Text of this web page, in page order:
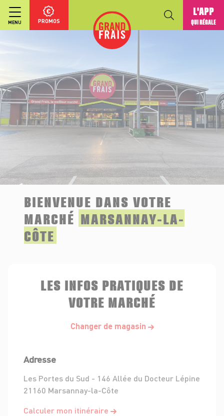
MENU PROMOS
L'APP
QUI RÉGALE
BIENVENUE DANS VOTRE
MARCHÉ MARSANNAY-LA-
CÔTE
LES INFOS PRATIQUES DE
VOTRE MARCHÉ
Changer de magasin
Adresse
Les Portes du Sud - 146 Allée du Docteur Lépine
21160 Marsannay-la-Côte
Calculer mon itinéraire